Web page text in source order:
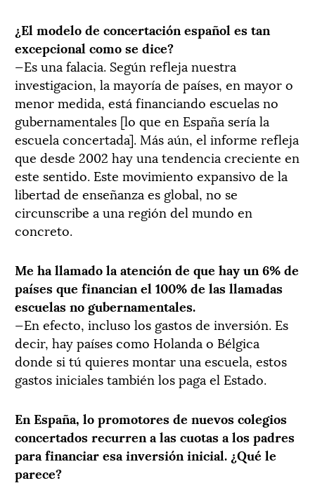
¿El modelo de concertación español es tan
excepcional como se dice?
—Es una falacia. Según refleja nuestra
investigacion, la mayoría de países, en mayor o
menor medida, está financiando escuelas no
gubernamentales [lo que en España sería la
escuela concertada]. Más aún, el informe refleja
que desde 2002 hay una tendencia creciente en
este sentido. Este movimiento expansivo de la
libertad de enseñanza es global, no se
circunscribe a una región del mundo en
concreto.
Me ha llamado la atención de que hay un 6% de
países que financian el 100% de las llamadas
escuelas no gubernamentales.
—En efecto, incluso los gastos de inversión. Es
decir, hay países como Holanda o Bélgica
donde si tú quieres montar una escuela, estos
gastos iniciales también los paga el Estado.
En España, lo promotores de nuevos colegios
concertados recurren a las cuotas a los padres
para financiar esa inversión inicial. ¿Qué le
parece?